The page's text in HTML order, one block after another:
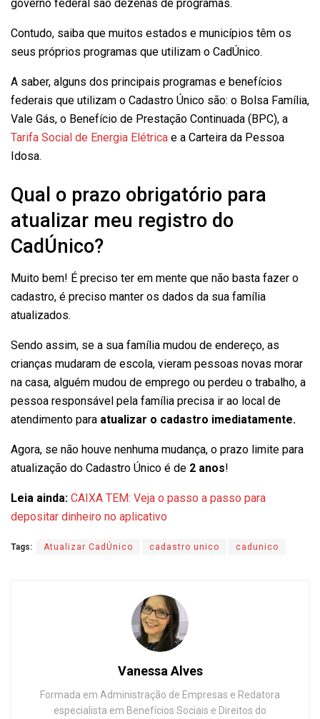
governo federal são dezenas de programas.
Contudo, saiba que muitos estados e municípios têm os
seus próprios programas que utilizam o CadÚnico.
A saber, alguns dos principais programas e benefícios
federais que utilizam o Cadastro Único são: o Bolsa Família,
Vale Gás, o Benefício de Prestação Continuada (BPC), a
Tarifa Social de Energia Elétrica e a Carteira da Pessoa
Idosa.
Qual o prazo obrigatório para
atualizar meu registro do
CadÚnico?
Muito bem! É preciso ter em mente que não basta fazer o
cadastro, é preciso manter os dados da sua família
atualizados.
Sendo assim, se a sua família mudou de endereço, as
crianças mudaram de escola, vieram pessoas novas morar
na casa, alguém mudou de emprego ou perdeu o trabalho, a
pessoa responsável pela família precisa ir ao local de
atendimento para atualizar o cadastro imediatamente.
Agora, se não houve nenhuma mudança, o prazo limite para
atualização do Cadastro Único é de 2 anos!
Leia ainda: CAIXA TEM: Veja o passo a passo para
depositar dinheiro no aplicativo
Tags: Atualizar CadÚnico cadastro unico cadunico
Vanessa Alves
Formada em Administração de Empresas e Redatora
especialista em Benefícios Sociais e Direitos do